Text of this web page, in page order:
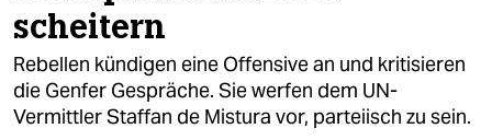
öko
gesellschaft
scheitern
Rebellen kündigen eine Offensive an und kritisieren
die Genfer Gespräche. Sie werfen dem UN-
Vermittler Staffan de Mistura vor, parteiisch zu sein.